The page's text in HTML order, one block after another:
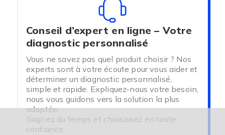
Conseil d’expert en ligne – Votre
diagnostic personnalisé
Vous ne savez pas quel produit choisir ? Nos
experts sont à votre écoute pour vous aider et
déterminer un diagnostic personnalisé,
simple et rapide. Expliquez-nous votre besoin,
nous vous guidons vers la solution la plus
adaptée.
Gagnez du temps et choisissez en toute
confiance.